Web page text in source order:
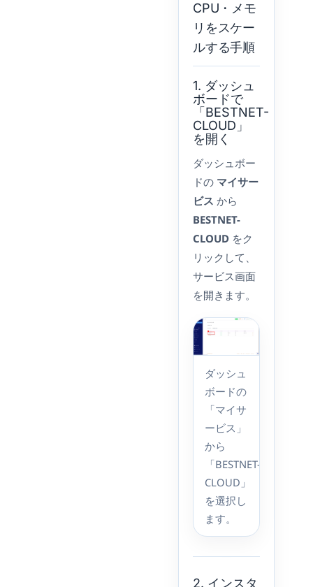
CPU・メモ
リをスケー
ルする手順
1. ダッシュ
ボードで
「BESTNET-
CLOUD」
を開く
ダッシュボー
ドの マイサー
ビス から
BESTNET-
CLOUD をク
リックして、
サービス画面
を開きます。
ダッシュ
ボードの
「マイサ
ービス」
から
「BESTNET-
CLOUD」
を選択し
ます。
2. インスタ